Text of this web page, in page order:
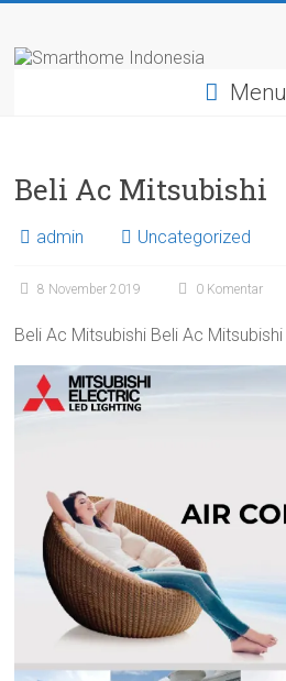
content
Smarthome
Consultant
Integrator
Home,
and
Hotel
Automation
Menu
Beli Ac Mitsubishi
admin Uncategorized
8 November 2019 0 Komentar
Beli Ac Mitsubishi Beli Ac Mitsubishi